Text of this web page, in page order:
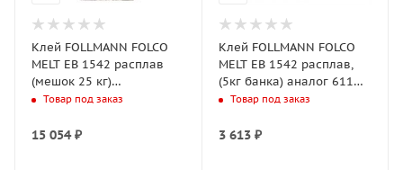
Клей FOLLMANN FOLCO
MELT EB 1542 расплав
(мешок 25 кг)
низкотемпературный
APEL
Товар под заказ
15 054₽
Клей FOLLMANN FOLCO
MELT EB 1542 расплав,
(5кг банка) аналог 611
APEL
Товар под заказ
3 613₽